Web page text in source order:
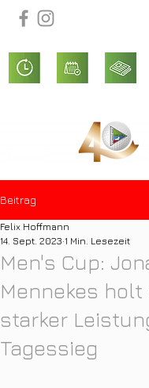
Beitrag
Men's Cup:
Mennekes
starker
Tagessieg
Felix Hoffmann
14. Sept. 2023 1 Min. Lesezeit